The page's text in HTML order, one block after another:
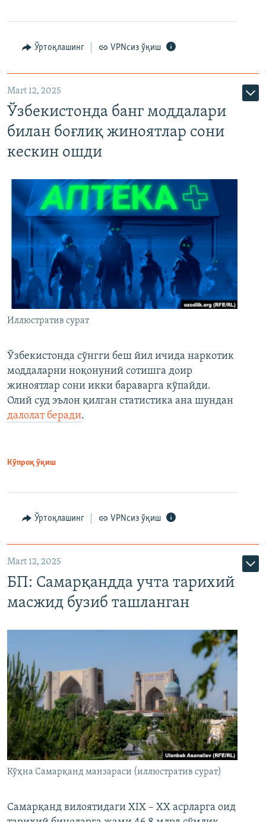
Ўртоқлашинг VPNсиз ўқиш
Mart 12, 2025
Ўзбекистонда банг моддалари
билан боғлиқ жиноятлар сони
кескин ошди
Иллюстратив сурат
Ўзбекистонда сўнгги беш йил ичида наркотик
моддаларни ноқонуний сотишга доир
жиноятлар сони икки бараварга кўпайди.
Олий суд эълон қилган статистика ана шундан
далолат беради.
Кўпроқ ўқиш
Ўртоқлашинг VPNсиз ўқиш
Mart 12, 2025
БП: Самарқандда учта тарихий
масжид бузиб ташланган
Кўҳна Самарқанд манзараси (иллюстратив сурат)
Самарқанд вилоятидаги XIX – XX асрларга оид